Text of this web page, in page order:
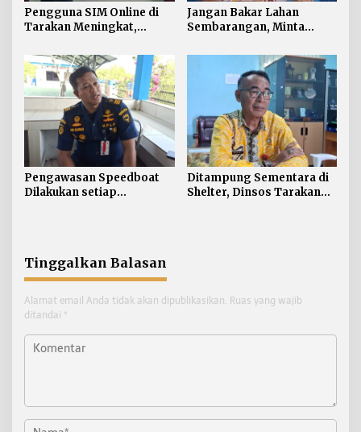
Pengguna SIM Online di
Tarakan Meningkat,
Paling Banyak
Jangan Bakar Lahan
Sembarangan, Minta
Pengawasan Speedboat
Dilakukan setiap
Ditampung Sementara di
Shelter, Dinsos Tarakan
Tinggalkan Balasan
Alamat email Anda tidak akan dipublikasikan. Ruas yang wajib
ditandai *